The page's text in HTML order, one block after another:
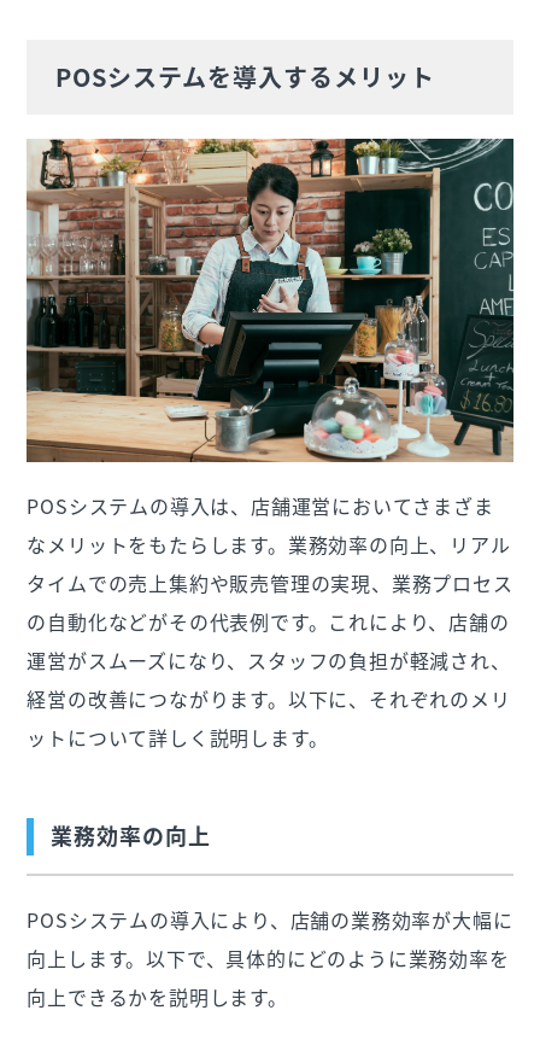
POSシステムを導入するメリット
POSシステムの導入は、店舗運営においてさまざま
なメリットをもたらします。業務効率の向上、リアル
タイムでの売上集約や販売管理の実現、業務プロセス
の自動化などがその代表例です。これにより、店舗の
運営がスムーズになり、スタッフの負担が軽減され、
経営の改善につながります。以下に、それぞれのメリ
ットについて詳しく説明します。
業務効率の向上
POSシステムの導入により、店舗の業務効率が大幅に
向上します。以下で、具体的にどのように業務効率を
向上できるかを説明します。